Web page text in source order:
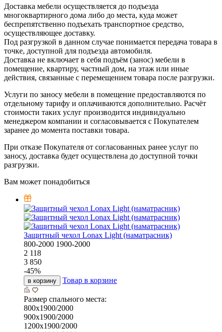
Доставка мебели осуществляется до подъезда
многоквартирного дома либо до места, куда может
беспрепятственно подъехать транспортное средство,
осуществляющее доставку.
Под разгрузкой в данном случае понимается передача товара в
точке, доступной для подъезда автомобиля.
Доставка не включает в себя подъём (занос) мебели в
помещение, квартиру, частный дом, на этаж или иные
действия, связанные с перемещением товара после разгрузки.
Услуги по заносу мебели в помещение предоставляются по
отдельному тарифу и оплачиваются дополнительно. Расчёт
стоимости таких услуг производится индивидуально
менеджером компании и согласовывается с Покупателем
заранее до момента поставки товара.
При отказе Покупателя от согласованных ранее услуг по
заносу, доставка будет осуществлена до доступной точки
разгрузки.
Вам может понадобиться
Защитный чехол Lonax Light (наматрасник)
800-2000 1900-2000
2 118
3 850
-45%
в корзину Товар в корзине
Размер спального места:
800х1900/2000
900х1900/2000
1200х1900/2000